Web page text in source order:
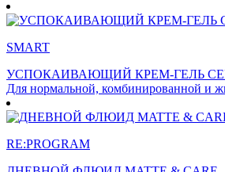
SMART
УСПОКАИВАЮЩИЙ КРЕМ-ГЕЛЬ
Для нормальной, комбинированной и
RE:PROGRAM